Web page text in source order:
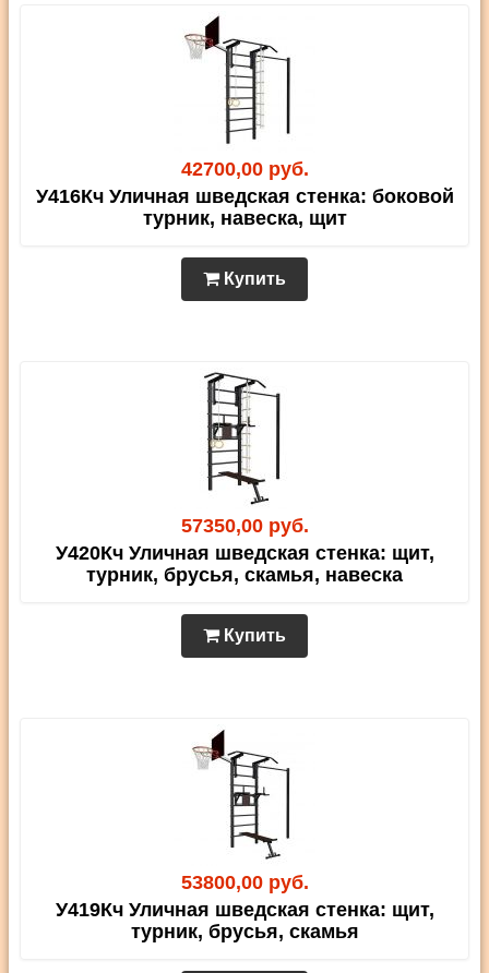
42700,00 руб.
У416Кч Уличная шведская стенка: боковой
турник, навеска, щит
Купить
57350,00 руб.
У420Кч Уличная шведская стенка: щит,
турник, брусья, скамья, навеска
Купить
53800,00 руб.
У419Кч Уличная шведская стенка: щит,
турник, брусья, скамья